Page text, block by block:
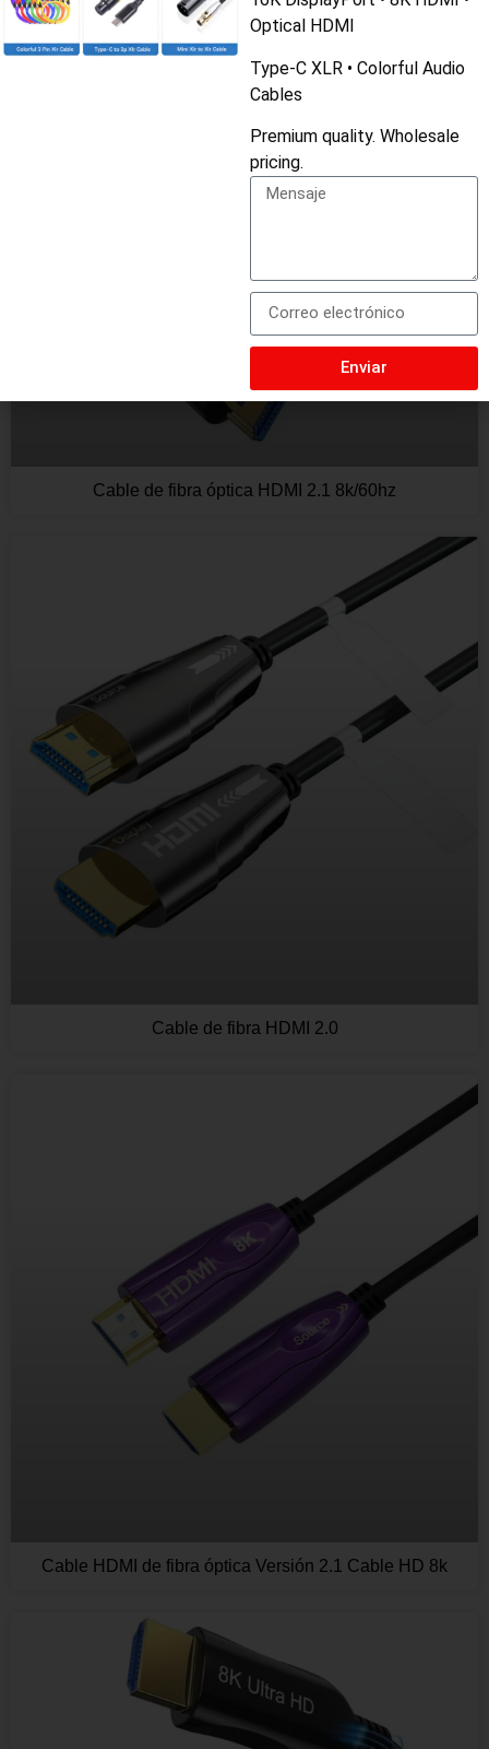
Cable de fibra óptica HDMI 2.1 8k/60hz
Cable de fibra HDMI 2.0
Cable HDMI de fibra óptica Versión 2.1 Cable HD 8k
Optical HDMI
Type-C XLR • Colorful Audio
Cables
Premium quality. Wholesale
pricing.
Enviar